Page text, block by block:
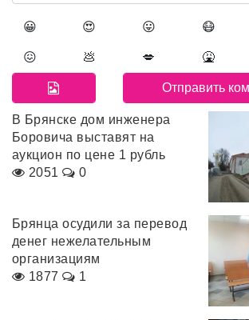
😀 😍 😛 😷
😖 💩 💋 🤮
В Брянске дом инженера
Боровича выставят на
аукцион по цене 1 рубль
2051
0
Брянца осудили за перевод
денег нежелательным
организациям
1877
1